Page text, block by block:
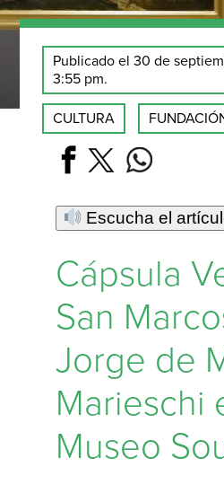
Publicado el 30 de
3:55 pm.
CULTURA
Escucha el
Cápsula
San
Jorge de
Marieschi
Museo